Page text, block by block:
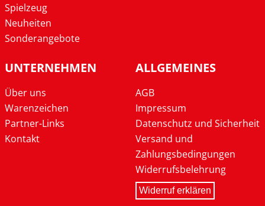
Spielzeug
Neuheiten
Sonderangebote
UNTERNEHMEN
Über uns
Warenzeichen
Partner-Links
Kontakt
ALLGEMEINES
AGB
Impressum
Datenschutz und Sicherheit
Versand und
Zahlungsbedingungen
Widerrufsbelehrung
Widerruf erklären